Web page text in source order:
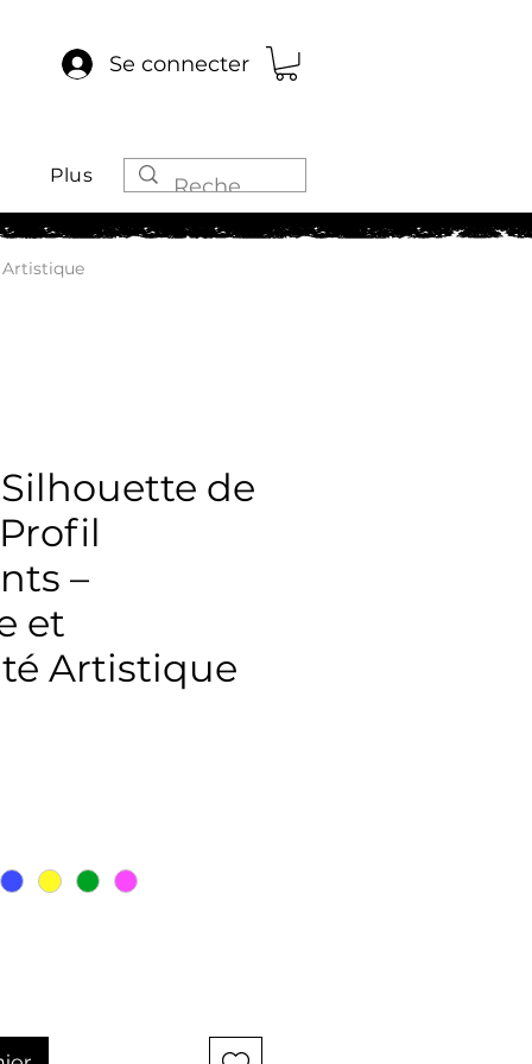
Se connecter
Plus
Artistique
de
–
et
Artistique